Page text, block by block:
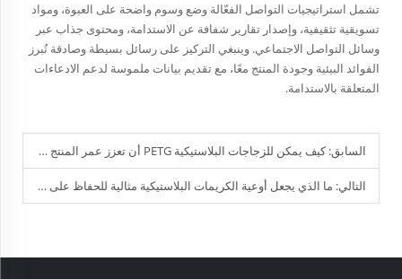
تشمل استراتيجيات التواصل الفعّالة وضع وسوم واضحة على العبوة، ومواد
تسويقية تثقيفية، وإصدار تقارير شفافة عن الاستدامة، ومحتوى جذاب عبر
وسائل التواصل الاجتماعي. وينبغي التركيز على رسائل بسيطة وصادقة تُبرز
الفوائد البيئية وجودة المنتج معًا، مع تقديم بيانات ملموسة لدعم الادعاءات
المتعلقة بالاستدامة.
السابق:كيف يمكن للزجاجات البلاستيكية PETG أن تعزز عمر المنتج الافتراضي وسلامته؟
التالي: ما الذي يجعل أوعية الكريمات البلاستيكية مثالية للحفاظ على منتجات العناية بالبشرة؟